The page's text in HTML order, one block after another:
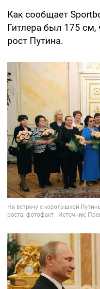
Как сообщает
Гитлера был 175
рост Путина.